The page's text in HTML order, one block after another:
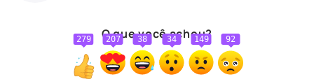
O que você achou?
279 207 38 34 149 92